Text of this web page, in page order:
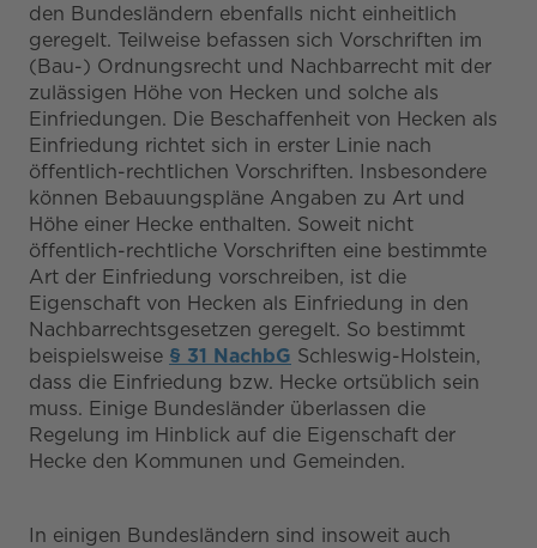
den Bundesländern ebenfalls nicht einheitlich
geregelt. Teilweise befassen sich Vorschriften im
(Bau-) Ordnungsrecht und Nachbarrecht mit der
zulässigen Höhe von Hecken und solche als
Einfriedungen. Die Beschaffenheit von Hecken als
Einfriedung richtet sich in erster Linie nach
öffentlich-rechtlichen Vorschriften. Insbesondere
können Bebauungspläne Angaben zu Art und
Höhe einer Hecke enthalten. Soweit nicht
öffentlich-rechtliche Vorschriften eine bestimmte
Art der Einfriedung vorschreiben, ist die
Eigenschaft von Hecken als Einfriedung in den
Nachbarrechtsgesetzen geregelt. So bestimmt
beispielsweise § 31 NachbG Schleswig-Holstein,
dass die Einfriedung bzw. Hecke ortsüblich sein
muss. Einige Bundesländer überlassen die
Regelung im Hinblick auf die Eigenschaft der
Hecke den Kommunen und Gemeinden.
In einigen Bundesländern sind insoweit auch